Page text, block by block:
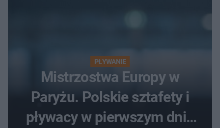
PŁYWANIE
Mistrzostwa Europy w
Paryżu. Polskie sztafety i
pływacy w pierwszym dniu